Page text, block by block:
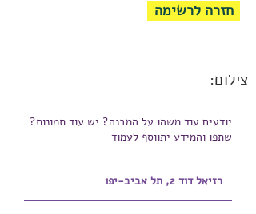
חזרה לרשימה
צילום:
יודעים עוד משהו על המבנה? יש עוד תמונות?
שתפו והמידע יתווסף לעמוד